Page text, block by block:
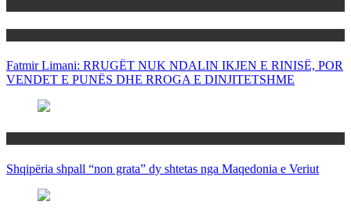
Fatmir Limani: RRUGËT NUK NDALIN IKJEN E RINISË, POR
VENDET E PUNËS DHE RROGA E DINJITETSHME
Shqipëria shpall “non grata” dy shtetas nga Maqedonia e Veriut